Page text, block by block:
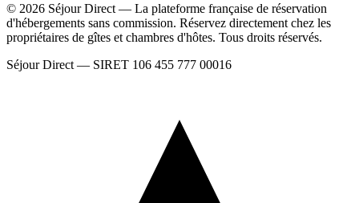
© 2026 Séjour Direct — La plateforme française de réservation
d'hébergements sans commission. Réservez directement chez les
propriétaires de gîtes et chambres d'hôtes. Tous droits réservés.
Séjour Direct — SIRET 106 455 777 00016